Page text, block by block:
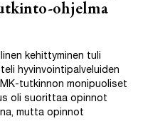
ohjelma
kehittyminen tuli
hyvinvointipalveluiden
tutkinnon monipuoliset
oli suorittaa opinnot
mutta opinnot